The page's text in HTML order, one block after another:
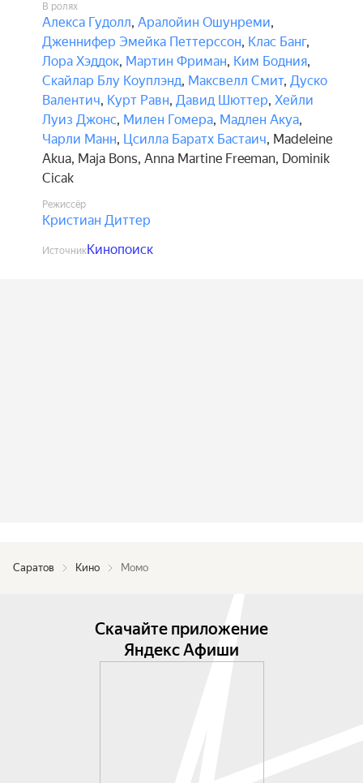
В ролях
Алекса Гудолл, Аралойин Ошунреми,
Дженнифер Эмейка Петтерссон, Клас Банг,
Лора Хэддок, Мартин Фриман, Ким Бодния,
Скайлар Блу Коуплэнд, Максвелл Смит, Дуско
Валентич, Курт Равн, Давид Шюттер, Хейли
Луиз Джонс, Милен Гомера, Мадлен Акуа,
Чарли Манн, Цсилла Баратх Бастаич, Madeleine
Akua, Maja Bons, Anna Martine Freeman, Dominik
Cicak
Режиссёр
Кристиан Диттер
ИсточникКинопоиск
Саратов Кино Момо
Скачайте приложение
Яндекс Афиши